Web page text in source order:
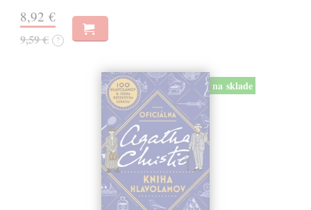
8,92 €
9,59 € ?
na sklade